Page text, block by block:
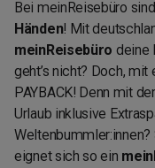
Bei meinReisebüro
Händen! Mit
meinReisebüro deine
geht’s nicht? Doch,
PAYBACK! Denn mit
Urlaub inklusive
eignet sich so ein